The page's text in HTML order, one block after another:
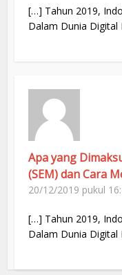
[…] Tahun 2019,
Dalam Dunia
Apa yang
(SEM) dan Cara
20/12/2019 pukul
[…] Tahun 2019,
Dalam Dunia